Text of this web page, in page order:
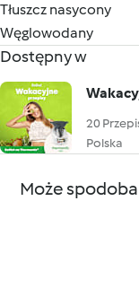
Tłuszcz nasycony
Węglowodany
Dostępny w
20
Polska
Może